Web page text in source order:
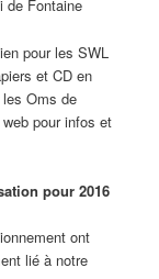
de Fontaine
pour les SWL
et CD en
Oms de
pour infos et
pour 2016
ont
lié à notre